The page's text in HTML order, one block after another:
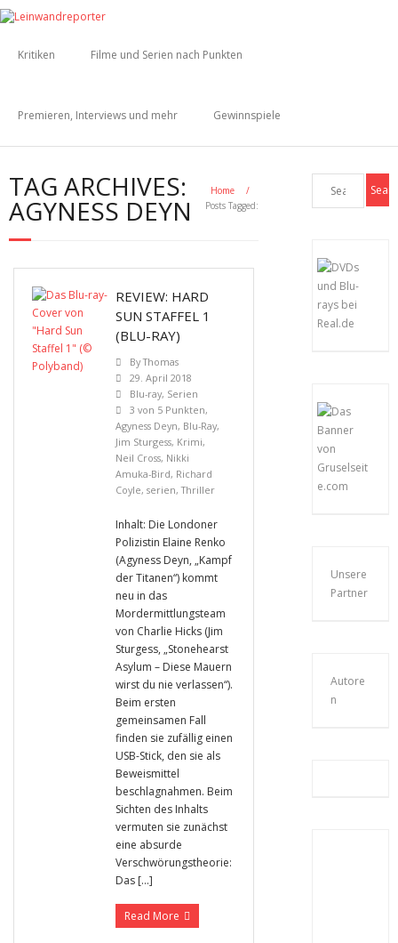
Kritiken Filme und Serien nach Punkten
Premieren, Interviews und mehr Gewinnspiele
TAG ARCHIVES:
AGYNESS DEYN
Home
/
Posts Tagged:
REVIEW: HARD
SUN STAFFEL 1
(BLU-RAY)
ByThomas
29. April 2018
Blu-ray, Serien
3 von 5 Punkten,
Agyness Deyn, Blu-Ray,
Jim Sturgess, Krimi,
Neil Cross, Nikki
Amuka-Bird, Richard
Coyle, serien,Thriller
Inhalt: Die Londoner
Polizistin Elaine Renko
(Agyness Deyn, „Kampf
der Titanen“) kommt
neu in das
Mordermittlungsteam
von Charlie Hicks (Jim
Sturgess, „Stonehearst
Asylum – Diese Mauern
wirst du nie verlassen“).
Beim ersten
gemeinsamen Fall
finden sie zufällig einen
USB-Stick, den sie als
Beweismittel
beschlagnahmen. Beim
Sichten des Inhalts
vermuten sie zunächst
eine absurde
Verschwörungstheorie:
Das […]
Read More
Unsere
Partner
Autore
n